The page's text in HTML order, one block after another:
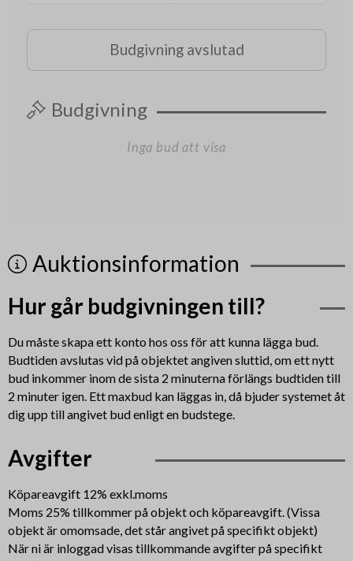
Budgivning avslutad
Budgivning
Inga bud att visa
Auktionsinformation
Hur går budgivningen till?
Du måste skapa ett konto hos oss för att kunna lägga bud.
Budtiden avslutas vid på objektet angiven sluttid, om ett nytt
bud inkommer inom de sista 2 minuterna förlängs budtiden till
2 minuter igen. Ett maxbud kan läggas in, då bjuder systemet åt
dig upp till angivet bud enligt en budstege.
Avgifter
Köpareavgift 12% exkl.moms
Moms 25% tillkommer på objekt och köpareavgift. (Vissa
objekt är omomsade, det står angivet på specifikt objekt)
När ni är inloggad visas tillkommande avgifter på specifikt